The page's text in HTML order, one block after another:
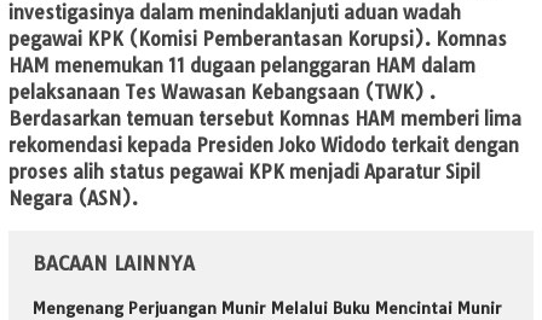
investigasinya dalam menindaklanjuti aduan wadah
pegawai KPK (Komisi Pemberantasan Korupsi). Komnas
HAM menemukan 11 dugaan pelanggaran HAM dalam
pelaksanaan Tes Wawasan Kebangsaan (TWK) .
Berdasarkan temuan tersebut Komnas HAM memberi lima
rekomendasi kepada Presiden Joko Widodo terkait dengan
proses alih status pegawai KPK menjadi Aparatur Sipil
Negara (ASN).
BACAAN LAINNYA
Mengenang Perjuangan Munir Melalui Buku Mencintai Munir